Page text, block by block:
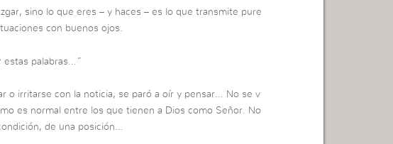
sino lo que eres – y haces – es lo que transmite pure
con buenos ojos.
estas palabras…”
o irritarse con la noticia, se paró a oír y pensar… No se v
es normal entre los que tienen a Dios como Señor. No
de una posición…